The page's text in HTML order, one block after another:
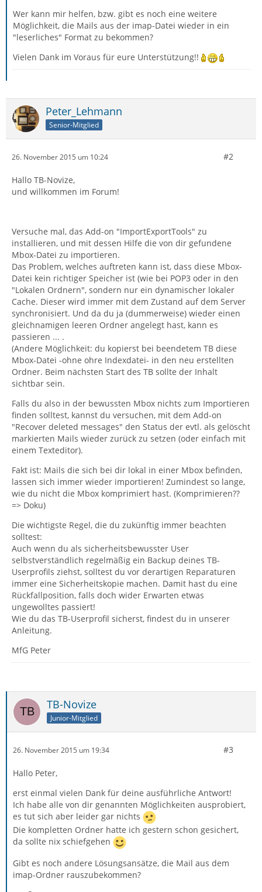
Wer kann mir helfen, bzw. gibt es noch eine weitere
Möglichkeit, die Mails aus der imap-Datei wieder in ein
"leserliches" Format zu bekommen?
Vielen Dank im Voraus für eure Unterstützung!!
Peter_Lehmann
Senior-Mitglied
26. November 2015 um 10:24 #2
Hallo TB-Novize,
und willkommen im Forum!
Versuche mal, das Add-on "ImportExportTools" zu
installieren, und mit dessen Hilfe die von dir gefundene
Mbox-Datei zu importieren.
Das Problem, welches auftreten kann ist, dass diese Mbox-
Datei kein richtiger Speicher ist (wie bei POP3 oder in den
"Lokalen Ordnern", sondern nur ein dynamischer lokaler
Cache. Dieser wird immer mit dem Zustand auf dem Server
synchronisiert. Und da du ja (dummerweise) wieder einen
gleichnamigen leeren Ordner angelegt hast, kann es
passieren ... .
(Andere Möglichkeit: du kopierst bei beendetem TB diese
Mbox-Datei -ohne ohre Indexdatei- in den neu erstellten
Ordner. Beim nächsten Start des TB sollte der Inhalt
sichtbar sein.
Falls du also in der bewussten Mbox nichts zum Importieren
finden solltest, kannst du versuchen, mit dem Add-on
"Recover deleted messages" den Status der evtl. als gelöscht
markierten Mails wieder zurück zu setzen (oder einfach mit
einem Texteditor).
Fakt ist: Mails die sich bei dir lokal in einer Mbox befinden,
lassen sich immer wieder importieren! Zumindest so lange,
wie du nicht die Mbox komprimiert hast. (Komprimieren??
=> Doku)
Die wichtigste Regel, die du zukünftig immer beachten
solltest:
Auch wenn du als sicherheitsbewusster User
selbstverständlich regelmäßig ein Backup deines TB-
Userprofils ziehst, solltest du vor derartigen Reparaturen
immer eine Sicherheitskopie machen. Damit hast du eine
Rückfallposition, falls doch wider Erwarten etwas
ungewolltes passiert!
Wie du das TB-Userprofil sicherst, findest du in unserer
Anleitung.
MfG Peter
TB-Novize
Junior-Mitglied
26. November 2015 um 19:34 #3
Hallo Peter,
erst einmal vielen Dank für deine ausführliche Antwort!
Ich habe alle von dir genannten Möglichkeiten ausprobiert,
es tut sich aber leider gar nichts
Die kompletten Ordner hatte ich gestern schon gesichert,
da sollte nix schiefgehen
Gibt es noch andere Lösungsansätze, die Mail aus dem
imap-Ordner rauszubekommen?